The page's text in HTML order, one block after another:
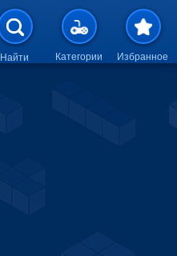
Перейти к основному
Найти Категории Избранное